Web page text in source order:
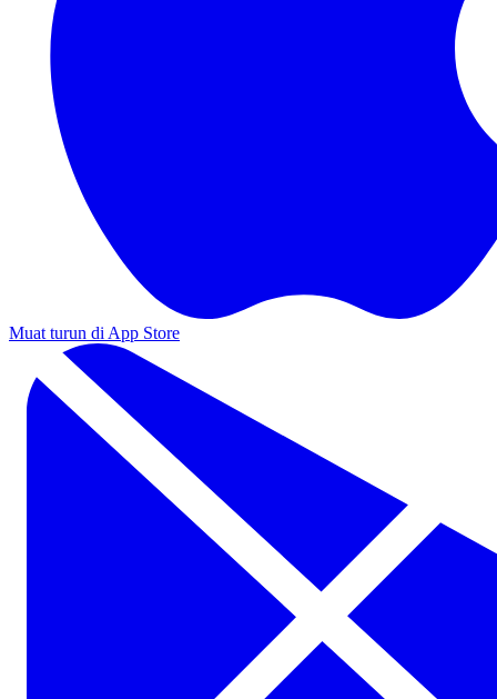
Muat turun di App Store